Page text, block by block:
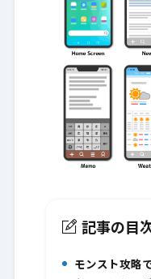
記事の目
モンスト攻略